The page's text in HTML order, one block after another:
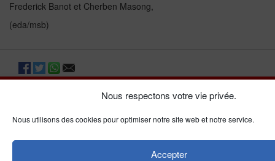
Nous respectons votre vie privée.
Nous utilisons des cookies pour optimiser notre site web et notre service.
Accepter
Frederick Banot et Cherben Masong,
(eda/msb)